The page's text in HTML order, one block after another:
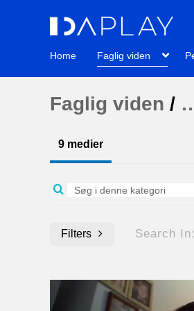
Home Faglig viden
Faglig viden /
9 medier
Filters Search In:
Media Type